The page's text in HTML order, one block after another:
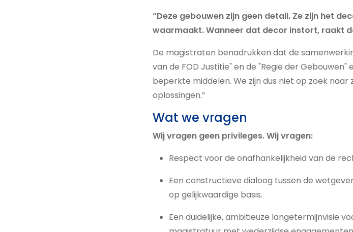
“Deze gebouwen zijn geen detail. Ze zijn het
waarmaakt. Wanneer dat decor instort, raakt
De magistraten benadrukken dat de
van de FOD Justitie" en de "Regie der
beperkte middelen. We zijn dus niet op zoek
oplossingen.”
Wat we vragen
Wij vragen geen privileges. Wij vragen:
Respect voor de onafhankelijkheid van de
Een constructieve dialoog tussen de
op gelijkwaardige basis.
Een duidelijke, ambitieuze langetermijnvisie